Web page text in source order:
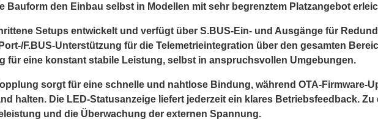
Bauform den Einbau selbst in Modellen mit sehr begrenztem Platzangebot
Setups entwickelt und verfügt über S.BUS-Ein- und Ausgänge für
F.BUS-Unterstützung für die Telemetrieintegration über den gesamten
für eine konstant stabile Leistung, selbst in anspruchsvollen Umgebungen.
sorgt für eine schnelle und nahtlose Bindung, während OTA-Firmware-
halten. Die LED-Statusanzeige liefert jederzeit ein klares Betriebsfeedback.
und die Überwachung der externen Spannung.